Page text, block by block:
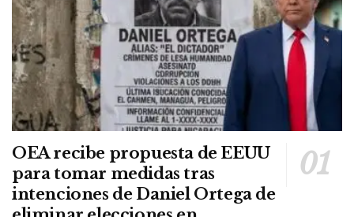
OEA recibe propuesta de EEUU
para tomar medidas tras
intenciones de Daniel Ortega de